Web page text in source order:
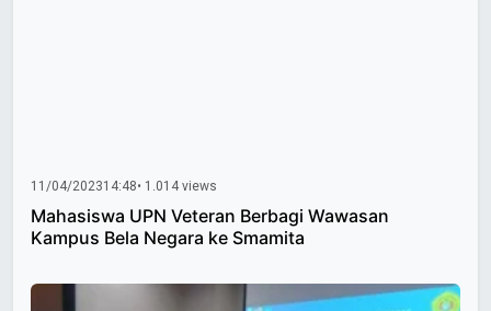
11/04/202314:48• 1.014 views
Mahasiswa UPN Veteran Berbagi Wawasan
Kampus Bela Negara ke Smamita